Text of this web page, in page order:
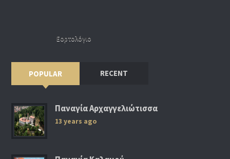
Εορτολόγιο
POPULAR RECENT
Παναγία Αρχαγγελιώτισσα
13 years ago